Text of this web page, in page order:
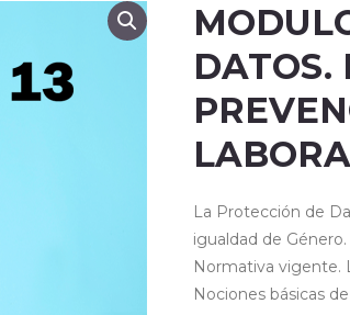
DATOS.
La Protección de
igualdad de
Normativa vigente.
Nociones básicas